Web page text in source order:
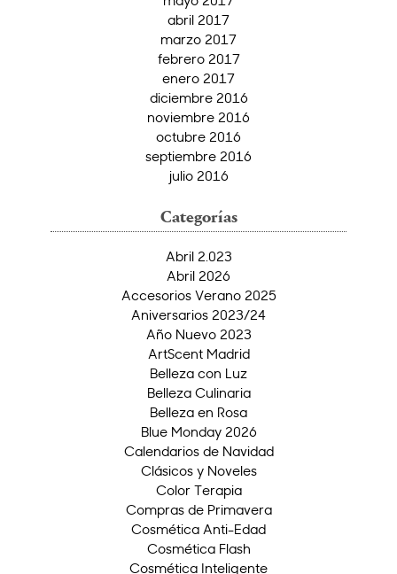
abril 2017
marzo 2017
febrero 2017
enero 2017
diciembre 2016
noviembre 2016
octubre 2016
septiembre 2016
julio 2016
Categorías
Abril 2.023
Abril 2026
Accesorios Verano 2025
Aniversarios 2023/24
Año Nuevo 2023
ArtScent Madrid
Belleza con Luz
Belleza Culinaria
Belleza en Rosa
Blue Monday 2026
Calendarios de Navidad
Clásicos y Noveles
Color Terapia
Compras de Primavera
Cosmética Anti-Edad
Cosmética Flash
Cosmética Inteligente